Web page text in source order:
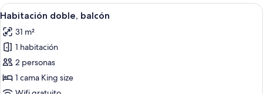
Ver
todas
las
fotos
de
Habitación
doble,
Una habitación de hotel con una
10
Habitación doble, balcón
31 m²
1 habitación
2 personas
1 cama King size